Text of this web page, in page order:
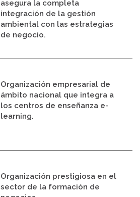
asegura la completa
integración de la gestión
ambiental con las estrategias
de negocio.
Organización empresarial de
ámbito nacional que integra a
los centros de enseñanza e-
learning.
Organización prestigiosa en el
sector de la formación de